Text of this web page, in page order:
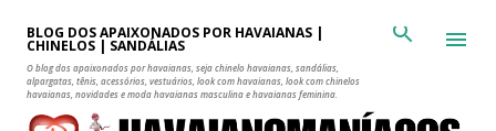
Pular para o conteúdo principal
BLOG DOS APAIXONADOS POR HAVAIANAS |
CHINELOS | SANDÁLIAS
O blog dos apaixonados por havaianas, seja chinelo havaianas, sandálias,
alpargatas, tênis, acessórios, vestuários, look com havaianas, look com chinelos
havaianas, novidades e moda havaianas masculina e havaianas feminina.